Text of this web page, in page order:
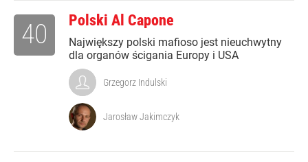
Polski Al Capone
Największy polski mafioso jest nieuchwytny
dla organów ścigania Europy i USA
40
Grzegorz Indulski
Jarosław Jakimczyk